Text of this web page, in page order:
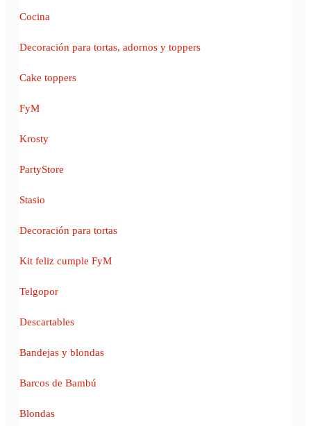
Cocina
Decoración para tortas, adornos y toppers
Cake toppers
FyM
Krosty
PartyStore
Stasio
Decoración para tortas
Kit feliz cumple FyM
Telgopor
Descartables
Bandejas y blondas
Barcos de Bambú
Blondas